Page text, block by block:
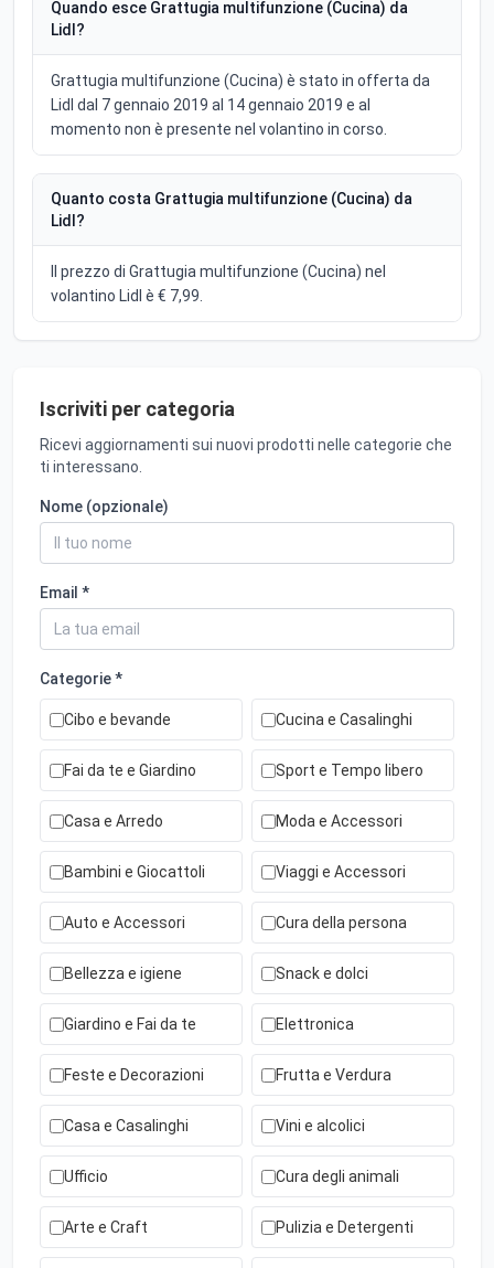
Quando esce Grattugia multifunzione (Cucina) da
Lidl?
Grattugia multifunzione (Cucina) è stato in offerta da
Lidl dal 7 gennaio 2019 al 14 gennaio 2019 e al
momento non è presente nel volantino in corso.
Quanto costa Grattugia multifunzione (Cucina) da
Lidl?
Il prezzo di Grattugia multifunzione (Cucina) nel
volantino Lidl è € 7,99.
Iscriviti per categoria
Ricevi aggiornamenti sui nuovi prodotti nelle categorie che
ti interessano.
Nome (opzionale)
Email *
Categorie *
Cibo e bevande Cucina e Casalinghi
Fai da te e Giardino Sport e Tempo libero
Casa e Arredo Moda e Accessori
Bambini e Giocattoli Viaggi e Accessori
Auto e Accessori Cura della persona
Bellezza e igiene Snack e dolci
Giardino e Fai da te Elettronica
Feste e Decorazioni Frutta e Verdura
Casa e Casalinghi Vini e alcolici
Ufficio Cura degli animali
Arte e Craft Pulizia e Detergenti